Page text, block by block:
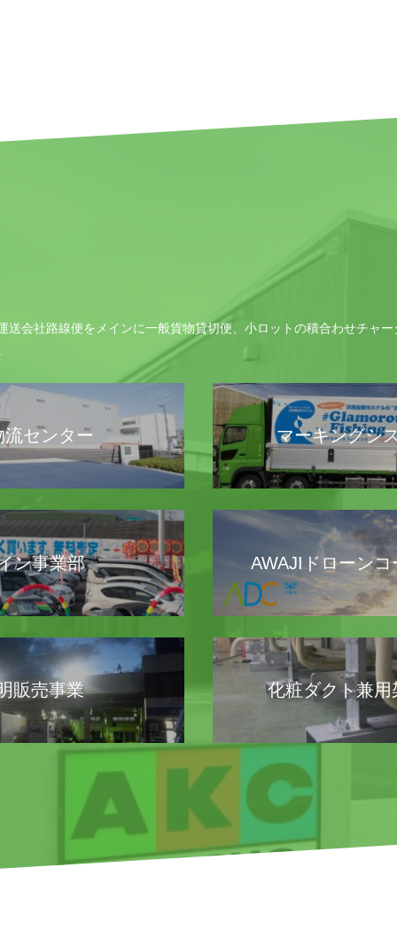
送会社路線便をメインに一般貨物貸切便、小ロットの積合わせチャ
センター マーキングシ
ン事業部 AWAJIドローン
販売事業 化粧ダクト兼